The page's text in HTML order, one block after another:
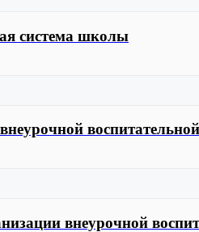
система школы
внеурочной